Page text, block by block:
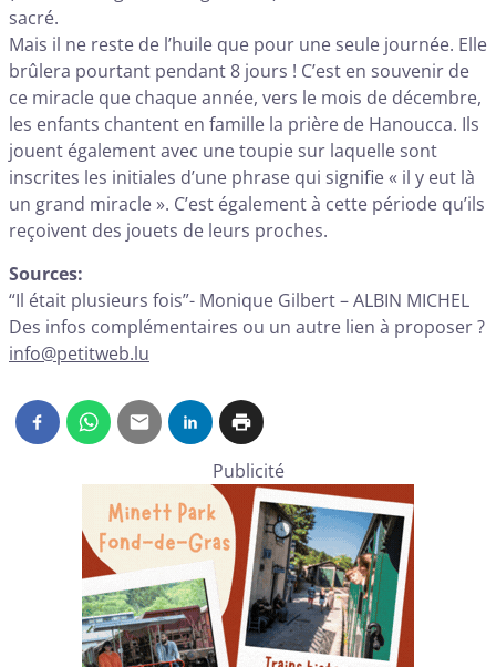
sacré.
Mais il ne reste de l’huile que pour une seule journée. Elle
brûlera pourtant pendant 8 jours ! C’est en souvenir de
ce miracle que chaque année, vers le mois de décembre,
les enfants chantent en famille la prière de Hanoucca. Ils
jouent également avec une toupie sur laquelle sont
inscrites les initiales d’une phrase qui signifie « il y eut là
un grand miracle ». C’est également à cette période qu’ils
reçoivent des jouets de leurs proches.
Sources:
“Il était plusieurs fois”- Monique Gilbert – ALBIN MICHEL
Des infos complémentaires ou un autre lien à proposer ?
info@petitweb.lu
Publicité